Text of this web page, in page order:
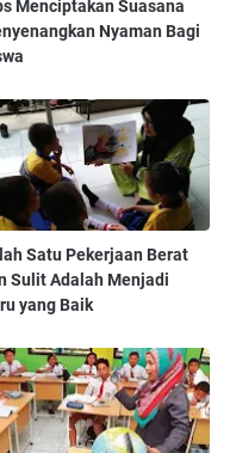
Menciptakan Suasana
Nyaman Bagi
Satu Pekerjaan Berat
Sulit Adalah Menjadi
yang Baik